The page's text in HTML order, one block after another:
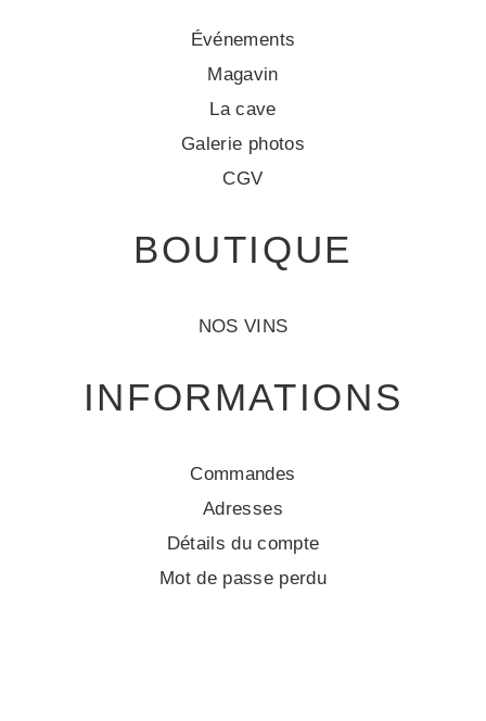
Événements
Magavin
La cave
Galerie photos
CGV
BOUTIQUE
NOS VINS
INFORMATIONS
Commandes
Adresses
Détails du compte
Mot de passe perdu